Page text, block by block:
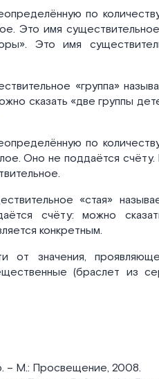
по
Это имя
Это имя
«группа»
сказать «две группы
по
Оно не поддаётся счёту.
«стая»
счёту: можно
конкретным.
от значения,
(браслет из
– М.: Просвещение, 2008.